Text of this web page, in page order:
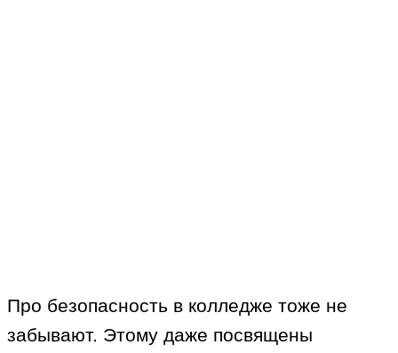
Про безопасность в колледже тоже не
забывают. Этому даже посвящены